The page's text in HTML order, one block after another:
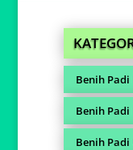
Benih
Benih Padi
Benih Padi